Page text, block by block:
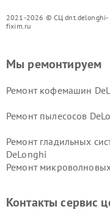
2021-2026 © СЦ dnt.delonghi-
fixim.ru
Мы ремонтируем
Ремонт кофемашин
Ремонт пылесосов
Ремонт гладильных
DeLonghi
Ремонт
DeLonghi
Контакты сервис